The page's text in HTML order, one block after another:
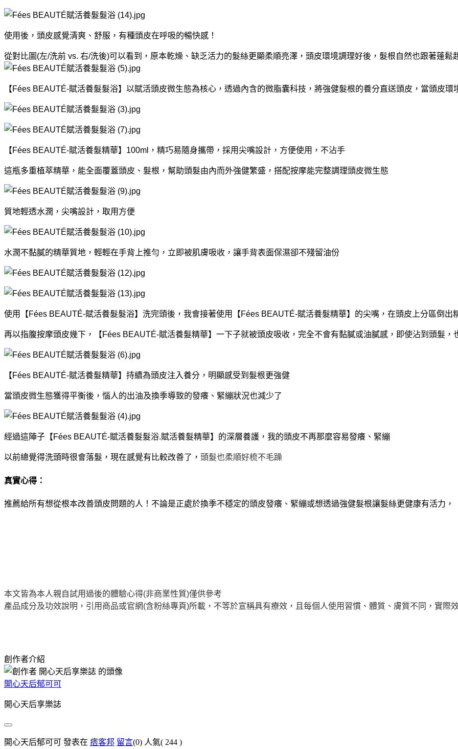
使用後，頭皮感覺清爽、舒服，有種頭皮在呼吸的暢快感！
從對比圖(左/洗前 vs. 右/洗後)可以看到，原本乾燥、缺乏活力的髮絲更顯柔順亮澤，頭皮環境調理好後，髮根自然也跟著蓬鬆
【Fées BEAUTÉ-賦活養髮髮浴】以賦活頭皮微生態為核心，透過內含的微脂囊科技，將強健髮根的養分直送頭皮，當頭皮
【Fées BEAUTÉ-賦活養髮精華】100ml，精巧易隨身攜帶，採用尖嘴設計，方便使用，不沾手
這瓶多重植萃精華，能全面覆蓋頭皮、髮根，幫助頭髮由內而外強健繁盛，搭配按摩能完整調理頭皮微生態
質地輕透水潤，尖嘴設計，取用方便
水潤不黏膩的精華質地，輕輕在手背上推勻，立即被肌膚吸收，讓手背表面保濕卻不殘留油份
使用【Fées BEAUTÉ-賦活養髮髮浴】洗完頭後，我會接著使用【Fées BEAUTÉ-賦活養髮精華】的尖嘴，在頭皮上分區倒出
再以指腹按摩頭皮幾下，【Fées BEAUTÉ-賦活養髮精華】一下子就被頭皮吸收，完全不會有黏膩或油膩感，即使沾到頭髮，
【Fées BEAUTÉ-賦活養髮精華】持續為頭皮注入養分，明顯感受到髮根更強健
當頭皮微生態獲得平衡後，惱人的出油及換季導致的發癢、緊繃狀況也減少了
經過這陣子【Fées BEAUTÉ-賦活養髮髮浴.賦活養髮精華】的深層養護，我的頭皮不再那麼容易發癢、緊繃
以前總覺得洗頭時很會落髮，現在感覺有比較改善了， 頭髮也柔順好梳不毛躁
真實心得：
推薦給所有想從根本改善頭皮問題的人！不論是正處於換季不穩定的頭皮發癢、緊繃或想透過強健髮根讓髮絲更健康有活力
本文皆為本人親自試用過後的體驗心得(非商業性質)僅供參考
產品成分及功效說明，引用商品或官網(含粉絲專頁)所載，不等於宣稱具有療效，且每個人使用習慣、體質、膚質不同，實際
創作者介紹
開心天后郁可可
開心天后享樂誌
開心天后郁可可 發表在 痞客邦 留言(0) 人氣( 244 )